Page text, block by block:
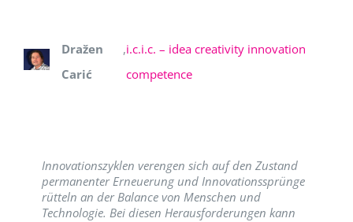
Dražen
Carić
,i.c.i.c. – idea creativity innovation
competence
Innovationszyklen verengen sich auf den Zustand
permanenter Erneuerung und Innovationssprünge
rütteln an der Balance von Menschen und
Technologie. Bei diesen Herausforderungen kann